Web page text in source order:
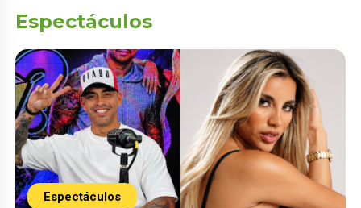
Espectáculos
Espectáculos